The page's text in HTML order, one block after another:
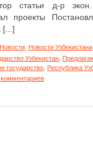
статьи д-р
проекты
[...]
Новости Новости Узбекистана
Узбекистан
государство Республика